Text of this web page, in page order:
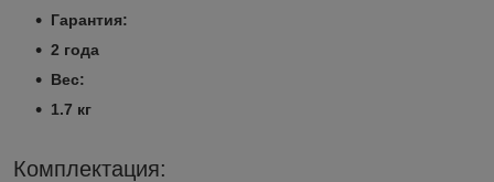
Гарантия:
2 года
Вес:
1.7 кг
Комплектация: